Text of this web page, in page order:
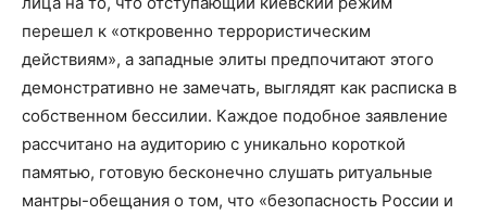
перешел к «откровенно террористическим
действиям», а западные элиты предпочитают этого
демонстративно не замечать, выглядят как расписка в
собственном бессилии. Каждое подобное заявление
рассчитано на аудиторию с уникально короткой
памятью, готовую бесконечно слушать ритуальные
мантры-обещания о том, что «безопасность России и